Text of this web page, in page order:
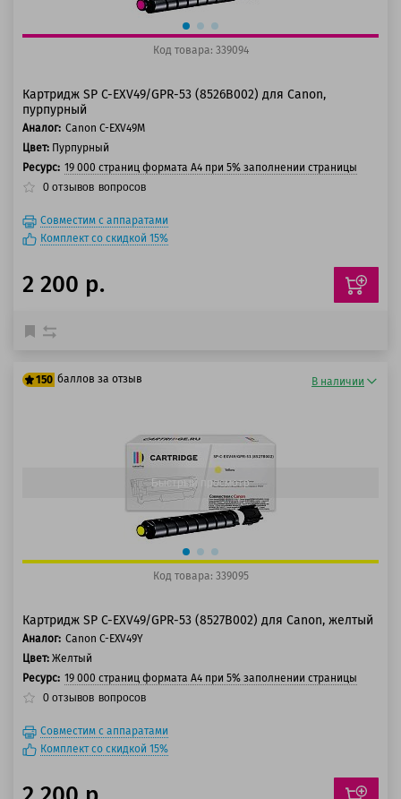
Код товара: 339094
Картридж SP C-EXV49/GPR-53 (8526B002) для Canon,
пурпурный
Аналог: Canon C-EXV49M
Цвет: Пурпурный
Ресурс: 19 000 страниц формата А4 при 5% заполнении страницы
0 отзывов вопросов
Совместим с аппаратами
Комплект со скидкой 15%
2 200 р.
150 баллов за отзыв В наличии
Быстрый просмотр
Код товара: 339095
Картридж SP C-EXV49/GPR-53 (8527B002) для Canon, желтый
Аналог: Canon C-EXV49Y
Цвет: Желтый
Ресурс: 19 000 страниц формата А4 при 5% заполнении страницы
0 отзывов вопросов
Совместим с аппаратами
Комплект со скидкой 15%